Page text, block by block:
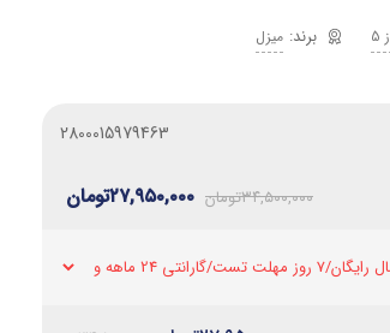
میزل
2800015979463
تومان۳۴,۵۰۰,۰۰۰ تومان۲۷,۹۵۰,۰۰۰